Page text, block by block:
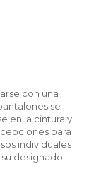
con una
se
en la cintura y
para
individuales
designado.